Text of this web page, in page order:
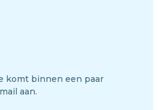
komt binnen een paar
aan.